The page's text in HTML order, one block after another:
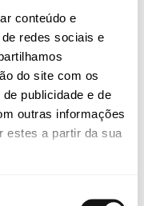
conteúdo e
redes sociais e
do site com os
publicidade e de
outras informações
estes a partir da sua
efetiva. O
DeStefano, foi
2024, sendo
da respetiva
inovação no setor
a mera adoção
e a um